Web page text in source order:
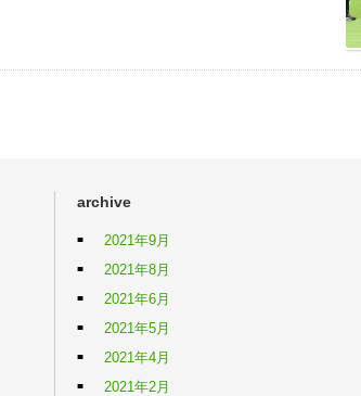
archive
2021年9月
2021年8月
2021年6月
2021年5月
2021年4月
2021年2月